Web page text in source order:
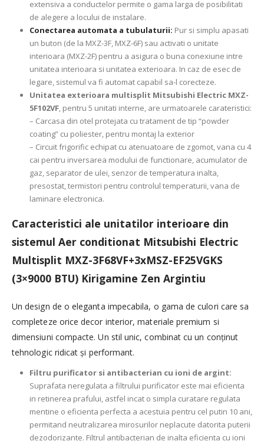
extensiva a conductelor permite o gama larga de posibilitati
de alegere a locului de instalare.
Conectarea automata a tubulaturii: Pur si simplu apasati
un buton (de la MXZ-3F, MXZ-6F) sau activati o unitate
interioara (MXZ-2F) pentru a asigura o buna conexiune intre
unitatea interioara si unitatea exterioara. In caz de esec de
legare, sistemul va fi automat capabil sa-l corecteze.
Unitatea exterioara multisplit Mitsubishi Electric MXZ-
5F102VF, pentru 5 unitati interne, are urmatoarele carateristici:
– Carcasa din otel protejata cu tratament de tip “powder
coating” cu poliester, pentru montaj la exterior
– Circuit frigorific echipat cu atenuatoare de zgomot, vana cu 4
cai pentru inversarea modului de functionare, acumulator de
gaz, separator de ulei, senzor de temperatura inalta,
presostat, termistori pentru controlul temperaturii, vana de
laminare electronica.
Caracteristici ale unitatilor interioare din
sistemul Aer conditionat Mitsubishi Electric
Multisplit MXZ-3F68VF+3xMSZ-EF25VGKS
(3×9000 BTU) Kirigamine Zen Argintiu
Un design de o eleganta impecabila, o gama de culori care sa
completeze orice decor interior, materiale premium si
dimensiuni compacte. Un stil unic, combinat cu un conținut
tehnologic ridicat şi performant.
Filtru purificator si antibacterian cu ioni de argint:
Suprafata neregulata a filtrului purificator este mai eficienta
in retinerea prafului, astfel incat o simpla curatare regulata
mentine o eficienta perfecta a acestuia pentru cel putin 10 ani,
permitand neutralizarea mirosurilor neplacute datorita puterii
dezodorizante. Filtrul antibacterian de inalta eficienta cu ioni